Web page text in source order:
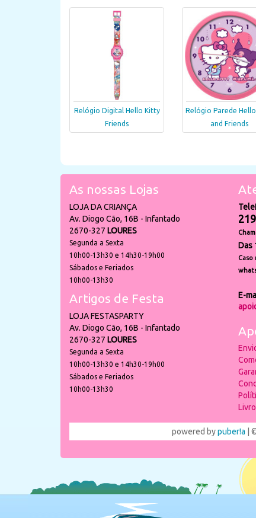
Relógio Digital Hello Kitty
Friends
Relógio Parede
and Friends
As nossas Lojas
LOJA DA CRIANÇA
Av. Diogo Cão, 16B - Infantado
2670-327 LOURES
Segunda a Sexta
10h00-13h30 e 14h30-19h00
Sábados e Feriados
10h00-13h30
Artigos de Festa
LOJA FESTASPARTY
Av. Diogo Cão, 16B - Infantado
2670-327 LOURES
Segunda a Sexta
10h00-13h30 e 14h30-19h00
Sábados e Feriados
10h00-13h30
Das
Caso
E-
powered bypuber!a |